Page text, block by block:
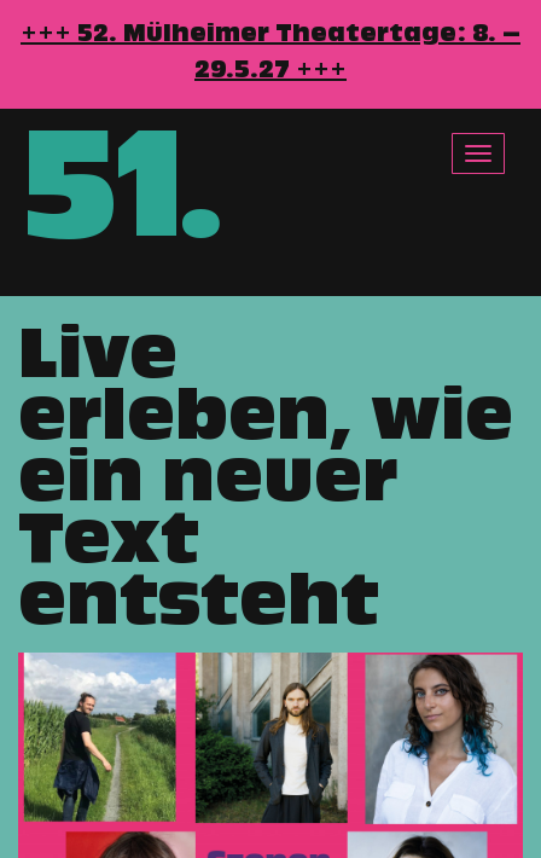
zum
Inhalt
+++ 52. Mülheimer Theatertage: 8. –
29.5.27 +++
51.
Toggle
Live
erleben, wie
ein neuer
Text
entsteht